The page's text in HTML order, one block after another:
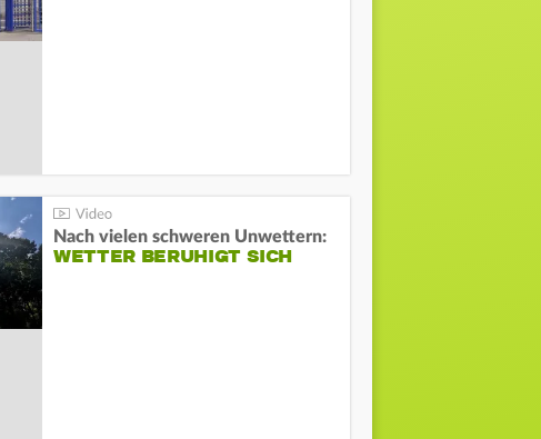
Nach vielen schweren Unwettern:
WETTER BERUHIGT SICH